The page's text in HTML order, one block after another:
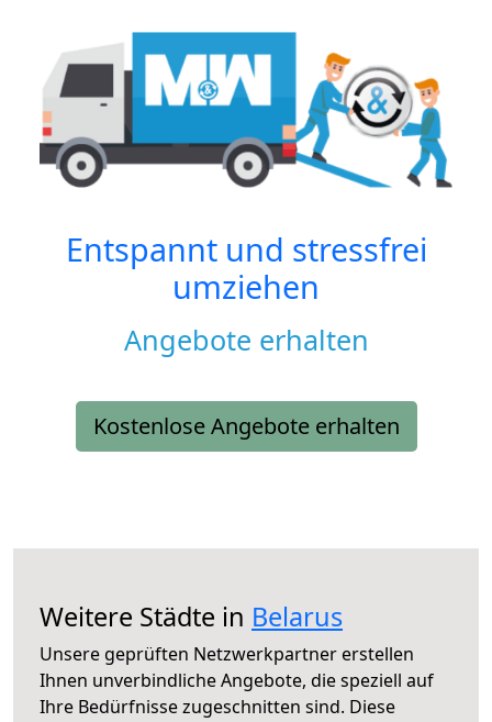
Entspannt und stressfrei
umziehen
Angebote erhalten
Kostenlose Angebote erhalten
Weitere Städte in Belarus
Unsere geprüften Netzwerkpartner erstellen
Ihnen unverbindliche Angebote, die speziell auf
Ihre Bedürfnisse zugeschnitten sind. Diese